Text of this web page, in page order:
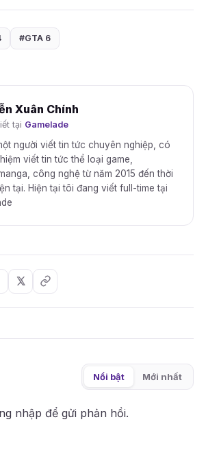
#GTA 6
Xuân Chính
tại Gamelade
người viết tin tức chuyên nghiệp, có
viết tin tức thể loại game,
công nghệ từ năm 2015 đến thời
tại. Hiện tại tôi đang viết full-time tại
Nổi bật Mới nhất
nhập để gửi phản hồi.